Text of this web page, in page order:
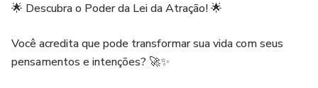
🌟 Descubra o Poder da Lei da Atração! 🌟
Você acredita que pode transformar sua vida com seus
pensamentos e intenções? 🚀✨